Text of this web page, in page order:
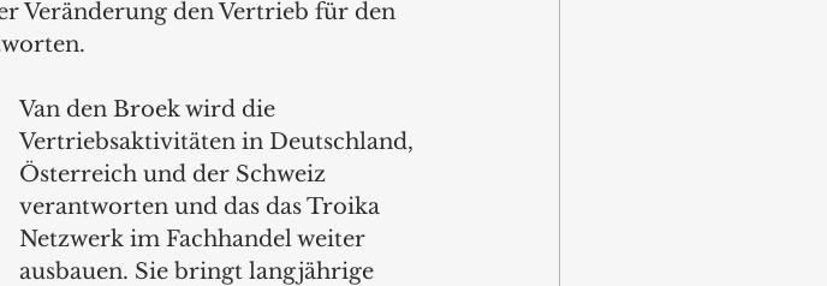
Veränderung den Vertrieb für den
Van den Broek wird die
Vertriebsaktivitäten in Deutschland,
Österreich und der Schweiz
verantworten und das das Troika
Netzwerk im Fachhandel weiter
ausbauen. Sie bringt langjährige